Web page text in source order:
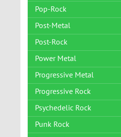
Pop-Rock
Post-Metal
Post-Rock
Power Metal
Progressive Metal
Progressive Rock
Psychedelic Rock
Punk Rock